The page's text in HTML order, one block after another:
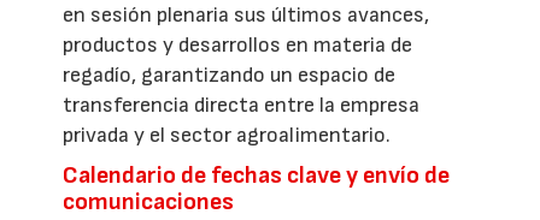
en sesión plenaria sus últimos avances,
productos y desarrollos en materia de
regadío, garantizando un espacio de
transferencia directa entre la empresa
privada y el sector agroalimentario.
Calendario de fechas clave y envío de
comunicaciones